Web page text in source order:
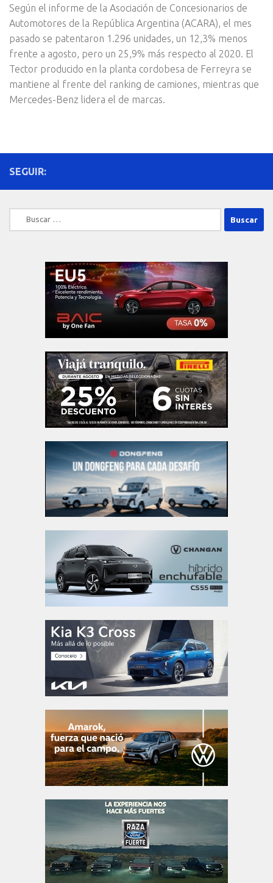
Según el informe de la Asociación de Concesionarios de
Automotores de la República Argentina (ACARA), el mes
pasado se patentaron 1.296 unidades, un 12,3% menos
frente a agosto, pero un 25,9% más respecto al 2020. El
Tector producido en la planta cordobesa de Ferreyra se
mantiene al frente del ranking de camiones, mientras que
Mercedes-Benz lidera el de marcas.
SEGUIR:
Buscar: